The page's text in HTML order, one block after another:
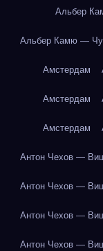
Альбер
Альбер Камю —
Амстердам
Амстердам
Амстердам
Антон Чехов —
Антон Чехов —
Антон Чехов —
Антон Чехов —